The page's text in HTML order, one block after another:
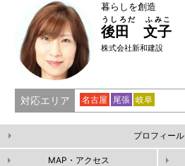
暮らしを創造
後田 文子
うしろだ ふみこ
株式会社新和建設
対応エリア 名古屋 尾張 岐阜
プロフィール
MAP・アクセス